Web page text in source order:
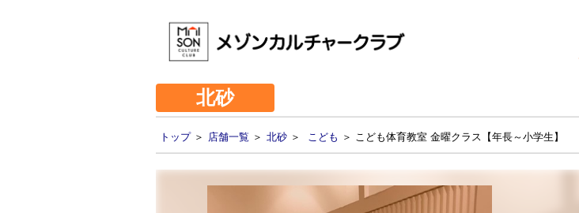
北砂
トップ＞ 店舗一覧 ＞ 北砂 ＞ こども ＞ こども体育教室 金曜クラス【年長～小学生】